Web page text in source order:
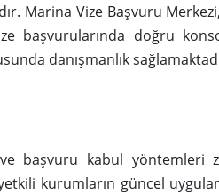
Marina Vize Başvuru
başvurularında doğru
danışmanlık
başvuru kabul yöntemleri
kurumların güncel